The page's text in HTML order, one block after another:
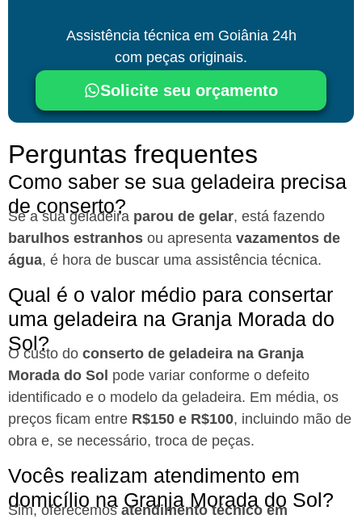
Assistência técnica em Goiânia24h
com peças originais.
Solicite seu orçamento
Perguntas frequentes
Como saber se sua geladeira precisa
de conserto?
Se a sua geladeira parou de gelar, está fazendo
barulhos estranhos ou apresenta vazamentos de
água, é hora de buscar uma assistência técnica.
Qual é o valor médio para consertar
uma geladeira na Granja Morada do
Sol?
O custo do conserto de geladeira na Granja
Morada do Sol pode variar conforme o defeito
identificado e o modelo da geladeira. Em média, os
preços ficam entre R$150 e R$100, incluindo mão de
obra e, se necessário, troca de peças.
Vocês realizam atendimento em
domicílio na Granja Morada do Sol?
Sim, oferecemos atendimento técnico em